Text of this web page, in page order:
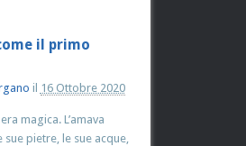
il primo
il 16 Ottobre 2020
magica. L’amava
pietre, le sue acque,